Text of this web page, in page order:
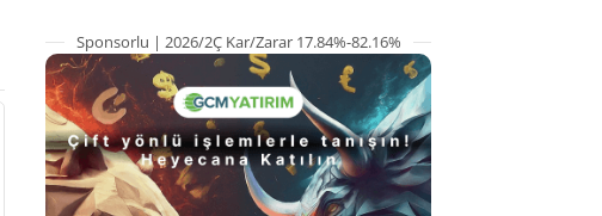
Sponsorlu | 2026/2Ç Kar/Zarar 17.84%-82.16%